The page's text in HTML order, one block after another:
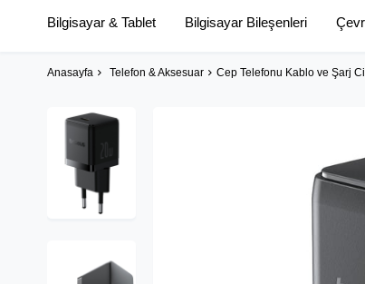
Bilgisayar & Tablet Bilgisayar Bileşenleri
Anasayfa Telefon & Aksesuar Cep Telefonu Kablo ve Şarj